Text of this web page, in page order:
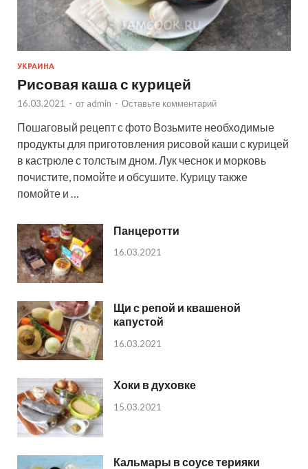
УКРАИНА
Рисовая каша с курицей
16.03.2021 - от admin - Оставьте комментарий
Пошаговый рецепт с фото Возьмите необходимые
продукты для приготовления рисовой каши с курицей
в кастрюле с толстым дном. Лук чеснок и морковь
почистите, помойте и обсушите. Курицу также
помойте и …
Панцеротти
16.03.2021
Щи с репой и квашеной
капустой
16.03.2021
Хоки в духовке
15.03.2021
Кальмары в соусе терияки